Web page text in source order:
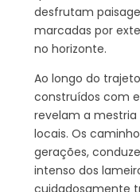
desfrutam
marcadas por
no horizonte.
Ao longo do
construídos com
revelam a mestria
locais. Os
gerações,
intenso dos
cuidadosamente